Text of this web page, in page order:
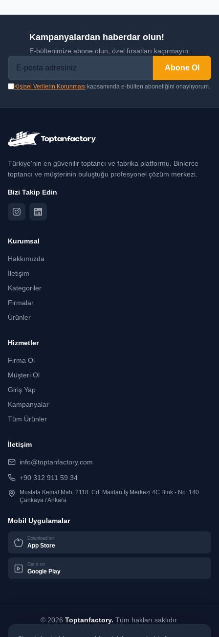
Kampanyalardan haberdar olun!
E-bültenimize abone olun, özel fırsatları kaçırmayın.
Abone Ol
Kişisel Verilerin Korunması kapsamında e-bülten aboneliğini onaylıyorum.
Türkiye'nin en güvenilir toptancı ve fabrika platformu. Binlerce
toptancı ve müşterinin buluştuğu profesyonel çözüm merkezi.
Bizi Takip Edin
Kurumsal
Hakkımızda
İletişim
Kategoriler
Firmalar
Ürünler
Hizmetler
Firma Ol
Müşteri Ol
Giriş Yap
Kampanyalar
Tüm Ürünler
İletişim
info@toptanfactory.com
+90 312 911 59 34
Mustafa Kemal Mah. 2118. Cd. Maidan İş Merkezi 4C Blok - No: 140
Çankaya / Ankara
Mobil Uygulamalar
Download on
App Store
Get it on
Google Play
© 2026 Toptanfactory. Tüm hakları saklıdır.